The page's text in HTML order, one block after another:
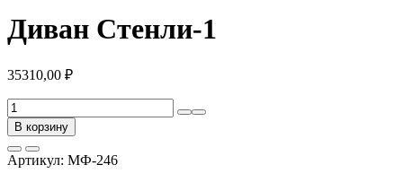
Диван Стенли-1
35310,00 ₽
Количество
товара
Диван
Стенли-1
В корзину
Артикул: МФ-246